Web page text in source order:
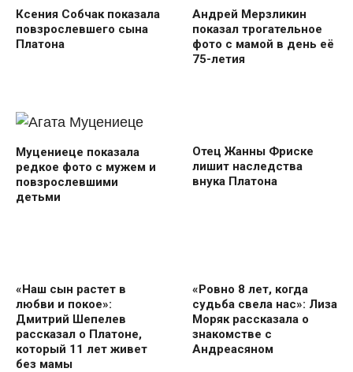
Ксения Собчак показала
повзрослевшего сына
Платона
Андрей Мерзликин
показал трогательное
фото с мамой в день её
75-летия
Муцениеце показала
редкое фото с мужем и
повзрослевшими
детьми
Отец Жанны Фриске
лишит наследства
внука Платона
«Наш сын растет в
любви и покое»:
Дмитрий Шепелев
рассказал о Платоне,
который 11 лет живет
без мамы
«Ровно 8 лет, когда
судьба свела нас»: Лиза
Моряк рассказала о
знакомстве с
Андреасяном